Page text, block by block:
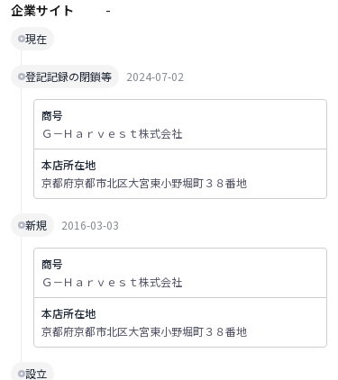
企業サイト
-
現在
登記記録の閉鎖等 2024-07-02
商号
Ｇ－Ｈａｒｖｅｓｔ株式会社
本店所在地
京都府京都市北区大宮東小野堀町３８番地
新規 2016-03-03
商号
Ｇ－Ｈａｒｖｅｓｔ株式会社
本店所在地
京都府京都市北区大宮東小野堀町３８番地
設立